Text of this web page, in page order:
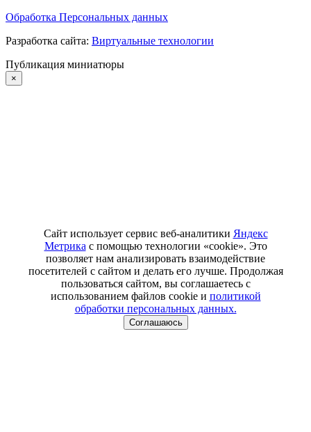
Обработка Персональных данных
Разработка сайта: Виртуальные технологии
Публикация миниатюры
×
Сайт использует сервис веб-аналитики Яндекс
Метрика с помощью технологии «cookie». Это
позволяет нам анализировать взаимодействие
посетителей с сайтом и делать его лучше. Продолжая
пользоваться сайтом, вы соглашаетесь с
использованием файлов cookie и политикой
обработки персональных данных.
Соглашаюсь